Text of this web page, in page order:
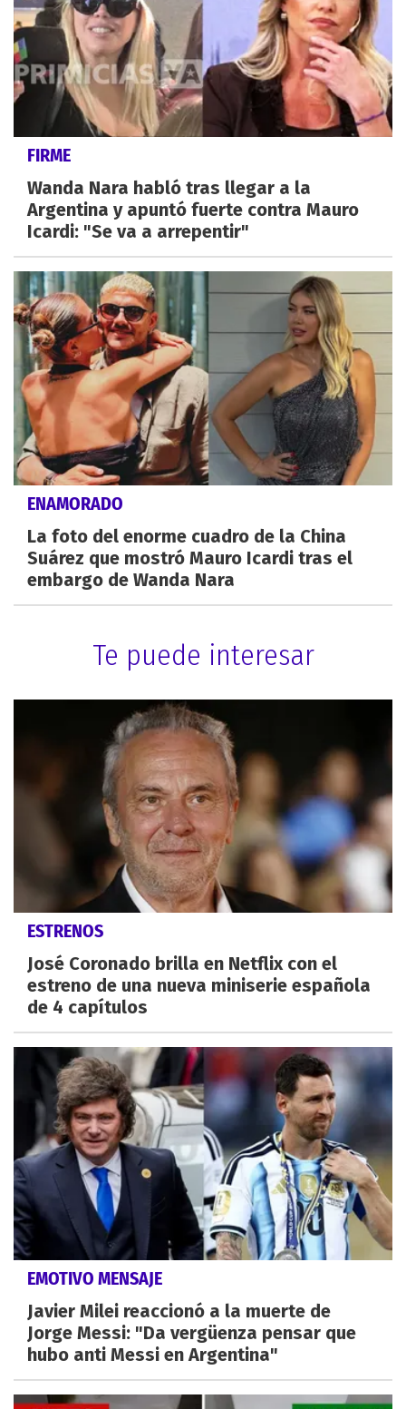
FIRME
Wanda Nara habló tras llegar a la
Argentina y apuntó fuerte contra Mauro
Icardi: "Se va a arrepentir"
ENAMORADO
La foto del enorme cuadro de la China
Suárez que mostró Mauro Icardi tras el
embargo de Wanda Nara
Te puede interesar
ESTRENOS
José Coronado brilla en Netflix con el
estreno de una nueva miniserie española
de 4 capítulos
EMOTIVO MENSAJE
Javier Milei reaccionó a la muerte de
Jorge Messi: "Da vergüenza pensar que
hubo anti Messi en Argentina"